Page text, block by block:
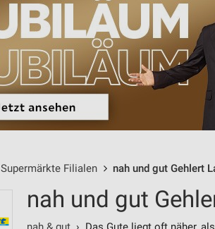
Supermärkte Filialen nah und gut Gehlert
nah und gut